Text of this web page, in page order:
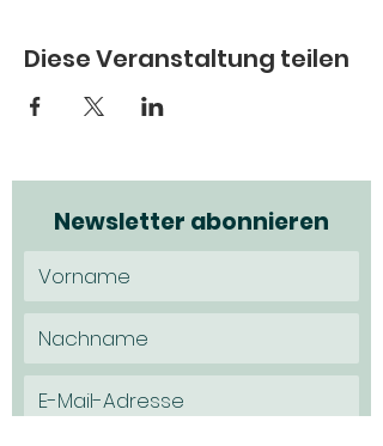
Diese Veranstaltung teilen
Newsletter abonnieren